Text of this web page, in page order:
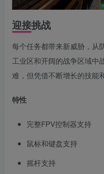
迎接挑战
每个任务都带来新威胁，从
工业区和开阔的战争区域中
难，但凭借不断增长的技能
特性
完整FPV控制器支持
鼠标和键盘支持
摇杆支持